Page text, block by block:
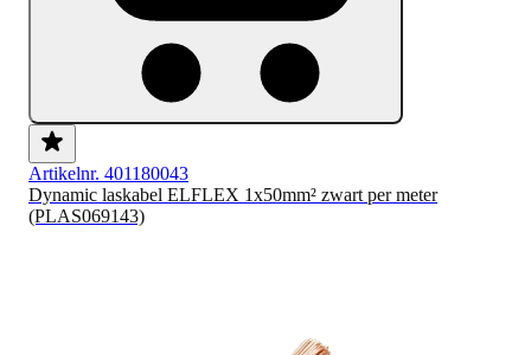
Artikelnr. 401180043
Dynamic laskabel ELFLEX 1x50mm² zwart per meter
(PLAS069143)